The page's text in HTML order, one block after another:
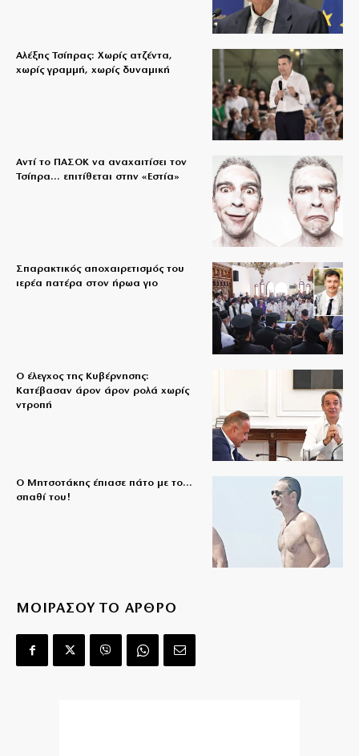
Αλέξης Τσίπρας: Χωρίς ατζέντα,
χωρίς γραμμή, χωρίς δυναμική
Αντί το ΠΑΣΟΚ να αναχαιτίσει τον
Τσίπρα… επιτίθεται στην «Εστία»
Σπαρακτικός αποχαιρετισμός του
ιερέα πατέρα στον ήρωα γιο
Ο έλεγχος της Κυβέρνησης:
Κατέβασαν άρον άρον ρολά χωρίς
ντροπή
Ο Μητσοτάκης έπιασε πάτο με το…
σπαθί του!
ΜΟΙΡΑΣΟΥ ΤΟ ΑΡΘΡΟ